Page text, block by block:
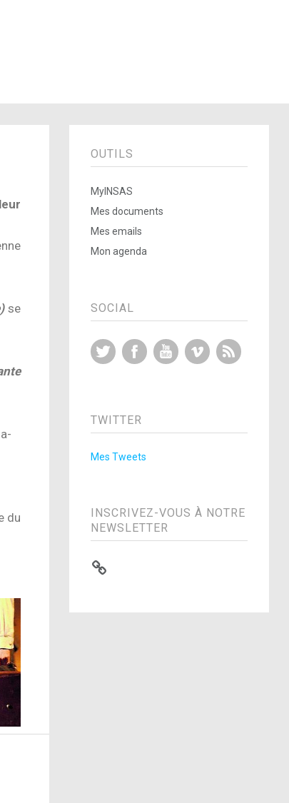
se
du
OUTILS
MyINSAS
Mes documents
Mes emails
Mon agenda
SOCIAL
Twitter FacebookYouTubeVimeo
TWITTER
Mes Tweets
INSCRIVEZ-VOUS À NOTRE
NEWSLETTER